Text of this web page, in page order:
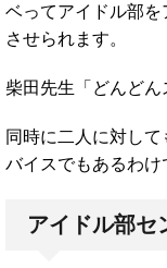
ベってアイドル部
させられます。
柴田先生「どんどん
同時に二人に対し
バイスでもあるわけ
アイドル部セ